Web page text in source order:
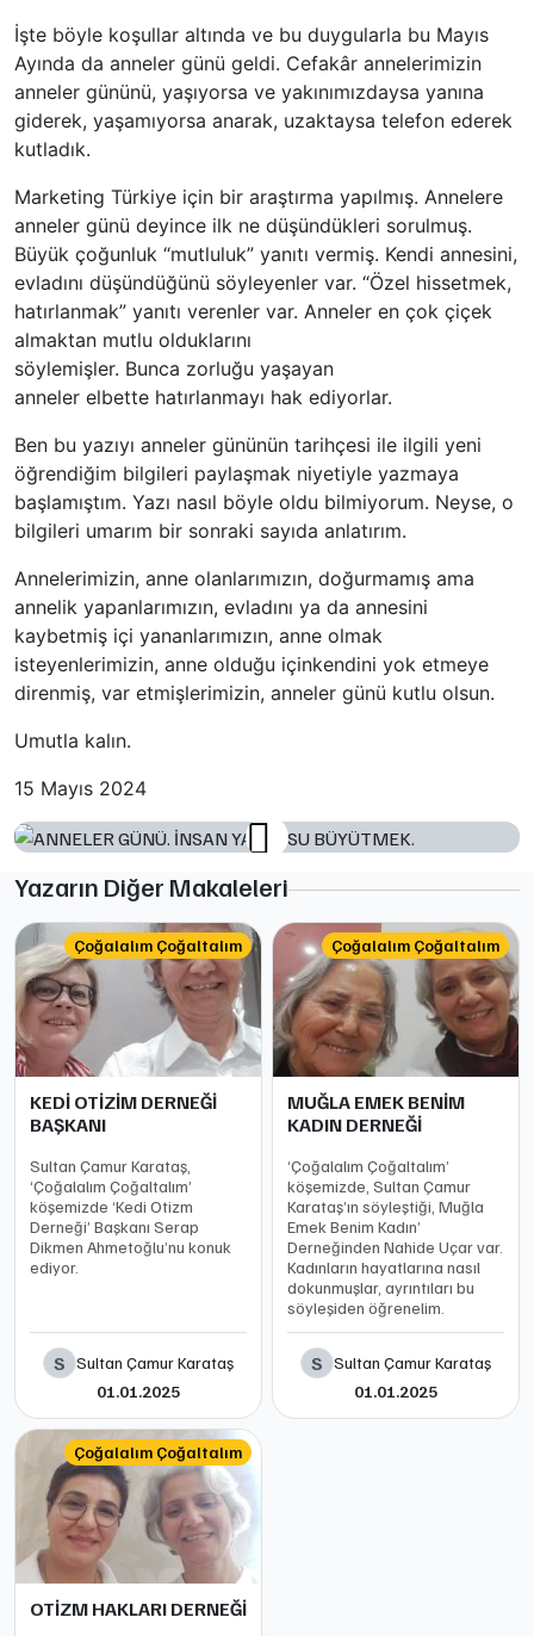
İşte böyle koşullar altında ve bu duygularla bu Mayıs
Ayında da anneler günü geldi. Cefakâr annelerimizin
anneler gününü, yaşıyorsa ve yakınımızdaysa yanına
giderek, yaşamıyorsa anarak, uzaktaysa telefon ederek
kutladık.
Marketing Türkiye için bir araştırma yapılmış. Annelere
anneler günü deyince ilk ne düşündükleri sorulmuş.
Büyük çoğunluk “mutluluk” yanıtı vermiş. Kendi annesini,
evladını düşündüğünü söyleyenler var. “Özel hissetmek,
hatırlanmak” yanıtı verenler var. Anneler en çok çiçek
almaktan mutlu olduklarını
söylemişler. Bunca zorluğu yaşayan
anneler elbette hatırlanmayı hak ediyorlar.
Ben bu yazıyı anneler gününün tarihçesi ile ilgili yeni
öğrendiğim bilgileri paylaşmak niyetiyle yazmaya
başlamıştım. Yazı nasıl böyle oldu bilmiyorum. Neyse, o
bilgileri umarım bir sonraki sayıda anlatırım.
Annelerimizin, anne olanlarımızın, doğurmamış ama
annelik yapanlarımızın, evladını ya da annesini
kaybetmiş içi yananlarımızın, anne olmak
isteyenlerimizin, anne olduğu içinkendini yok etmeye
direnmiş, var etmişlerimizin, anneler günü kutlu olsun.
Umutla kalın.
15 Mayıs 2024
Yazarın Diğer Makaleleri
Çoğalalım Çoğaltalım
KEDİ OTİZİM DERNEĞİ
BAŞKANI
Sultan Çamur Karataş,
‘Çoğalalım Çoğaltalım’
köşemizde ‘Kedi Otizm
Derneği’ Başkanı Serap
Dikmen Ahmetoğlu’nu konuk
ediyor.
S Sultan Çamur Karataş
01.01.2025
Çoğalalım Çoğaltalım
MUĞLA EMEK BENİM
KADIN DERNEĞİ
‘Çoğalalım Çoğaltalım’
köşemizde, Sultan Çamur
Karataş’ın söyleştiği, Muğla
Emek Benim Kadın’
Derneğinden Nahide Uçar var.
Kadınların hayatlarına nasıl
dokunmuşlar, ayrıntıları bu
söyleşiden öğrenelim.
S Sultan Çamur Karataş
01.01.2025
Çoğalalım Çoğaltalım
OTİZM HAKLARI DERNEĞİ